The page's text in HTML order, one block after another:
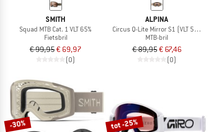
SMITH
Squad MTB Cat. 1 VLT 65%
Fietsbril
€ 99,95€ 69,97
(0)
ALPINA
Circus Q-Lite Mirror S1 (VLT 51%) +
MTB-bril
€ 89,95€ 67,46
(0)
-30% tot -25%